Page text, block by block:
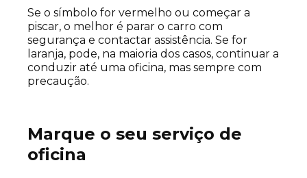
Se o símbolo for vermelho ou começar a
piscar, o melhor é parar o carro com
segurança e contactar assistência. Se for
laranja, pode, na maioria dos casos, continuar a
conduzir até uma oficina, mas sempre com
precaução.
Marque o seu serviço de
oficina